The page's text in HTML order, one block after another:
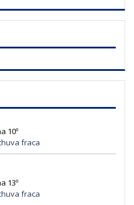
10º
fraca
13º
fraca